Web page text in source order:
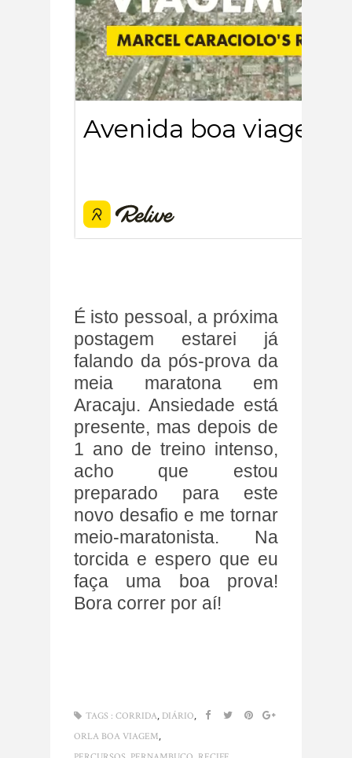
É isto pessoal, a próxima
postagem estarei já
falando da pós-prova da
meia maratona em
Aracaju. Ansiedade está
presente, mas depois de
1 ano de treino intenso,
acho que estou
preparado para este
novo desafio e me tornar
meio-maratonista. Na
torcida e espero que eu
faça uma boa prova!
Bora correr por aí!
TAGS : CORRIDA DIÁRIO
ORLA BOA VIAGEM